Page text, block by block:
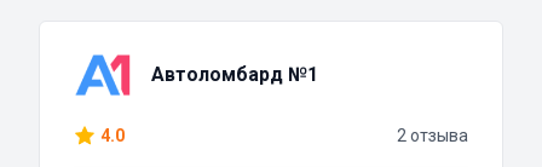
Автоломбард №1
4.0 2 отзыва